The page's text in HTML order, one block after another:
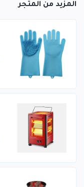
المزيد من المتجر